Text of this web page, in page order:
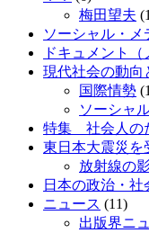
梅田望夫
ソーシャル・メ
ドキュメント（
現代社会の動向
国際情勢
ソーシャ
特集 社会人の
東日本大震災を
放射線の
日本の政治・社
ニュース (11)
出版界ニ